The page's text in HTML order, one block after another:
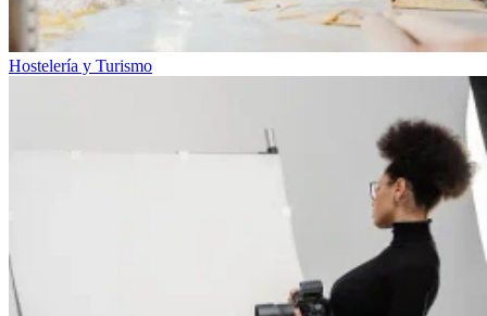
Hostelería y Turismo